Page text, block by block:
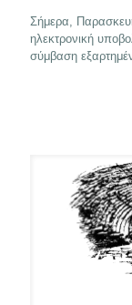
Σήμερα,
ηλεκτρονική
σύμβαση